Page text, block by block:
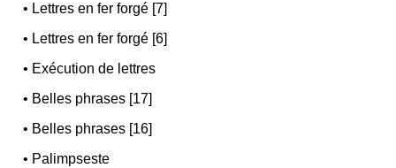
• Lettres en fer forgé [7]
• Lettres en fer forgé [6]
• Exécution de lettres
• Belles phrases [17]
• Belles phrases [16]
• Palimpseste